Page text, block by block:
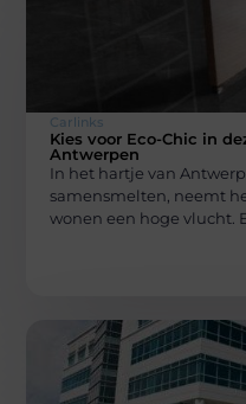
Carlinks
Kies voor Eco-Chic in
Antwerpen
In het hartje van
samensmelten, neemt
wonen een hoge vlucht.